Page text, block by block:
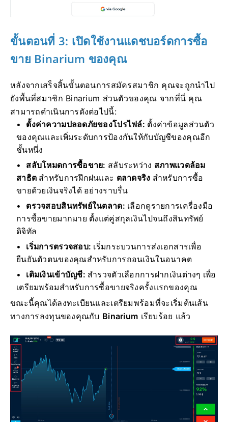
ขั้นตอนที่ 3: เปิดใช้งานแดชบอร์ดการซื้อ
ขาย Binarium ของคุณ
หลังจากเสร็จสิ้นขั้นตอนการสมัครสมาชิก คุณจะถูกนำไป
ยังพื้นที่สมาชิก Binarium ส่วนตัวของคุณ จากที่นี่ คุณ
สามารถดำเนินการดังต่อไปนี้:
ตั้งค่าความปลอดภัยของโปรไฟล์: ตั้งค่าข้อมูลส่วนตัว
ของคุณและเพิ่มระดับการป้องกันให้กับบัญชีของคุณอีก
ชั้นหนึ่ง
สลับโหมดการซื้อขาย: สลับระหว่าง สภาพแวดล้อม
สาธิต สำหรับการฝึกฝนและ ตลาดจริง สำหรับการซื้อ
ขายด้วยเงินจริงได้ อย่างราบรื่น
ตรวจสอบสินทรัพย์ในตลาด: เลือกดูรายการเครื่องมือ
การซื้อขายมากมาย ตั้งแต่คู่สกุลเงินไปจนถึงสินทรัพย์
ดิจิทัล
เริ่มการตรวจสอบ: เริ่มกระบวนการส่งเอกสารเพื่อ
ยืนยันตัวตนของคุณสำหรับการถอนเงินในอนาคต
เติมเงินเข้าบัญชี: สำรวจตัวเลือกการฝากเงินต่างๆ เพื่อ
เตรียมพร้อมสำหรับการซื้อขายจริงครั้งแรกของคุณ
ขณะนี้คุณได้ลงทะเบียนและเตรียมพร้อมที่จะเริ่มต้นเส้น
ทางการลงทุนของคุณกับ Binarium เรียบร้อย แล้ว